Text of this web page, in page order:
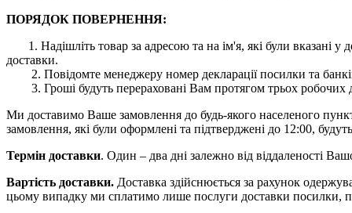
ПОРЯДОК ПОВЕРНЕННЯ:
1. Надішліть товар за адресою та на ім'я, які були вказані
доставки.
2. Повідомте менеджеру номер декларації посилки та
3. Гроші будуть перераховані Вам протягом трьох робочих
Ми доставимо Ваше замовлення до будь-якого населеного
замовлення, які були оформлені та підтверджені до 12:00,
Термін доставки. Один – два дні залежно від віддаленості
Вартість доставки. Доставка здійснюється за рахунок
цьому випадку ми сплатимо лише послуги доставки посилки,